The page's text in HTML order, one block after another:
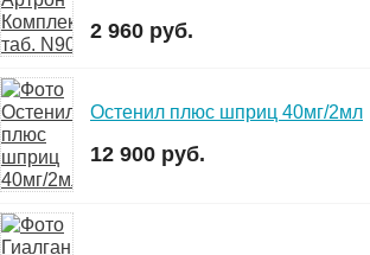
2 960 руб.
Остенил плюс шприц 40мг/2мл
12 900 руб.